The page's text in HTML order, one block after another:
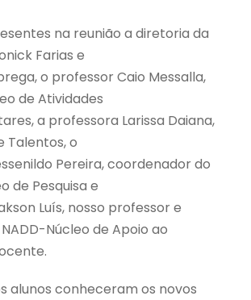
na reunião a diretoria da
Farias e
o professor Caio Messalla,
de Atividades
a professora Larissa Daiana,
Talentos, o
Pereira, coordenador do
de Pesquisa e
Luís, nosso professor e
Núcleo de Apoio ao
alunos conheceram os novos